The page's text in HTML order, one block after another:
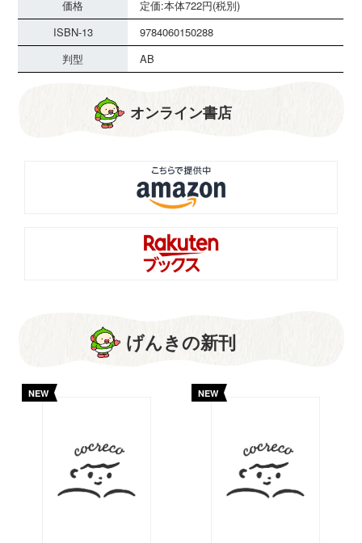
価格
定価:本体722円(税別)
ISBN-13
9784060150288
判型
AB
オンライン書店
げんきの新刊
NEW NEW